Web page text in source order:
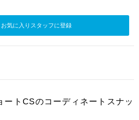
お気に入りスタッフに登録
ートCSのコーディネートスナッ